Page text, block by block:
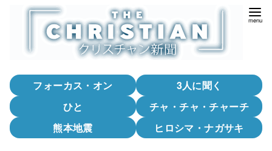
フォーカス・オン
3人に聞く
ひと
チャ・チャ・チャーチ
熊本地震
ヒロシマ・ナガサキ